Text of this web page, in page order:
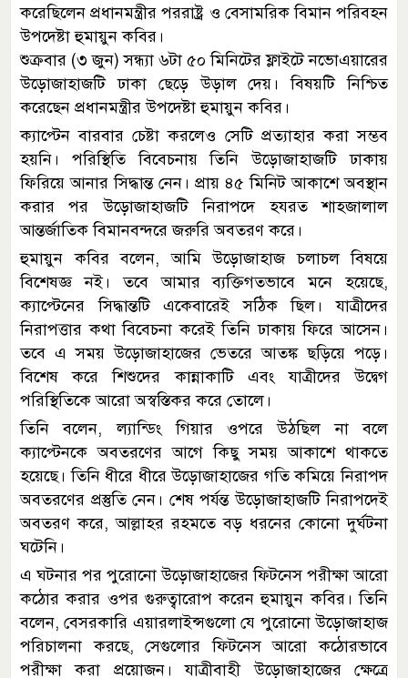
করেছিলেন প্রধানমন্ত্রীর পররাষ্ট্র ও বেসামরিক বিমান পরিবহন
উপদেষ্টা হুমায়ুন কবির।
শুক্রবার (৩ জুন) সন্ধ্যা ৬টা ৫০ মিনিটের ফ্লাইটে নভোএয়ারের
উড়োজাহাজটি ঢাকা ছেড়ে উড়াল দেয়। বিষয়টি নিশ্চিত
করেছেন প্রধানমন্ত্রীর উপদেষ্টা হুমায়ুন কবির।
ক্যাপ্টেন বারবার চেষ্টা করলেও সেটি প্রত্যাহার করা সম্ভব
হয়নি। পরিস্থিতি বিবেচনায় তিনি উড়োজাহাজটি ঢাকায়
ফিরিয়ে আনার সিদ্ধান্ত নেন। প্রায় ৪৫ মিনিট আকাশে অবস্থান
করার পর উড়োজাহাজটি নিরাপদে হযরত শাহজালাল
আন্তর্জাতিক বিমানবন্দরে জরুরি অবতরণ করে।
হুমায়ুন কবির বলেন, আমি উড়োজাহাজ চলাচল বিষয়ে
বিশেষজ্ঞ নই। তবে আমার ব্যক্তিগতভাবে মনে হয়েছে,
ক্যাপ্টেনের সিদ্ধান্তটি একেবারেই সঠিক ছিল। যাত্রীদের
নিরাপত্তার কথা বিবেচনা করেই তিনি ঢাকায় ফিরে আসেন।
তবে এ সময় উড়োজাহাজের ভেতরে আতঙ্ক ছড়িয়ে পড়ে।
বিশেষ করে শিশুদের কান্নাকাটি এবং যাত্রীদের উদ্বেগ
পরিস্থিতিকে আরো অস্বস্তিকর করে তোলে।
তিনি বলেন, ল্যান্ডিং গিয়ার ওপরে উঠছিল না বলে
ক্যাপ্টেনকে অবতরণের আগে কিছু সময় আকাশে থাকতে
হয়েছে। তিনি ধীরে ধীরে উড়োজাহাজের গতি কমিয়ে নিরাপদ
অবতরণের প্রস্তুতি নেন। শেষ পর্যন্ত উড়োজাহাজটি নিরাপদেই
অবতরণ করে, আল্লাহর রহমতে বড় ধরনের কোনো দুর্ঘটনা
ঘটেনি।
এ ঘটনার পর পুরোনো উড়োজাহাজের ফিটনেস পরীক্ষা আরো
কঠোর করার ওপর গুরুত্বারোপ করেন হুমায়ুন কবির। তিনি
বলেন, বেসরকারি এয়ারলাইন্সগুলো যে পুরোনো উড়োজাহাজ
পরিচালনা করছে, সেগুলোর ফিটনেস আরো কঠোরভাবে
পরীক্ষা করা প্রয়োজন। যাত্রীবাহী উড়োজাহাজের ক্ষেত্রে